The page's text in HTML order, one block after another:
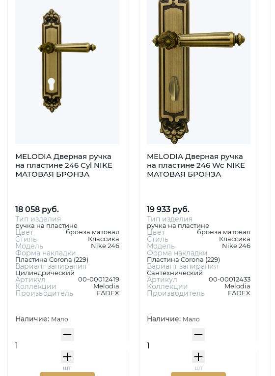
MELODIA Дверная ручка
на пластине 246 Cyl NIKE
МАТОВАЯ БРОНЗА
18 058 руб.
Тип изделия
ручка на пластине
Цвет бронза матовая
Стиль Классика
Модель Nike 246
Форма накладки
Пластина Corona (229)
Вариант запирания
Цилиндрический
Артикул 00-00012419
Коллекции Melodia
Производитель FADEX
Наличие: Мало
шт
MELODIA Дверная ручка
на пластине 246 Wc NIKE
МАТОВАЯ БРОНЗА
19 933 руб.
Тип изделия
ручка на пластине
Цвет бронза матовая
Стиль Классика
Модель Nike 246
Форма накладки
Пластина Corona (229)
Вариант запирания
Сантехнический
Артикул 00-00012433
Коллекции Melodia
Производитель FADEX
Наличие: Мало
шт